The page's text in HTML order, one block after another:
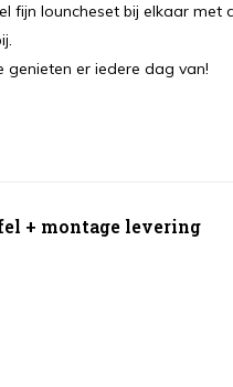
fijn louncheset bij elkaar met
genieten er iedere dag van!
+ montage levering